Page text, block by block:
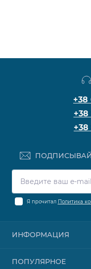
+38
+38
+38
Я прочитал Политика
ИНФОРМАЦИЯ
Доставка и оплата
ПОПУЛЯРНОЕ